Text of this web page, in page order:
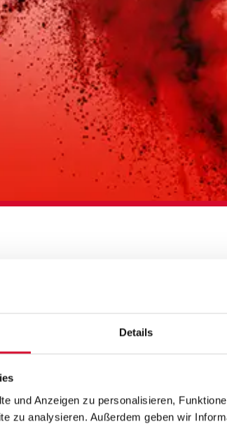
Details
und Anzeigen zu personalisieren,
zu analysieren. Außerdem geben wir